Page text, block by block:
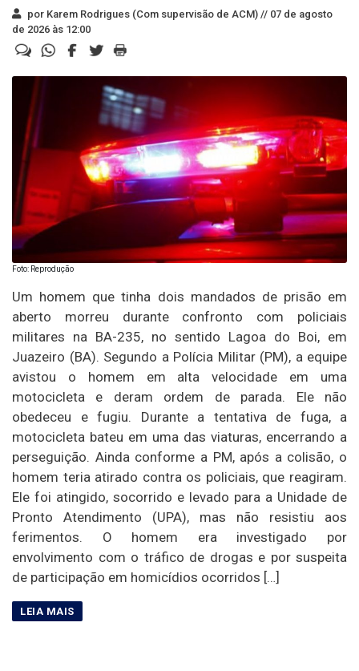
por Karem Rodrigues (Com supervisão de ACM) // 07 de agosto
de 2026 às 12:00
Foto: Reprodução
Um homem que tinha dois mandados de prisão em
aberto morreu durante confronto com policiais
militares na BA-235, no sentido Lagoa do Boi, em
Juazeiro (BA). Segundo a Polícia Militar (PM), a equipe
avistou o homem em alta velocidade em uma
motocicleta e deram ordem de parada. Ele não
obedeceu e fugiu. Durante a tentativa de fuga, a
motocicleta bateu em uma das viaturas, encerrando a
perseguição. Ainda conforme a PM, após a colisão, o
homem teria atirado contra os policiais, que reagiram.
Ele foi atingido, socorrido e levado para a Unidade de
Pronto Atendimento (UPA), mas não resistiu aos
ferimentos. O homem era investigado por
envolvimento com o tráfico de drogas e por suspeita
de participação em homicídios ocorridos […]